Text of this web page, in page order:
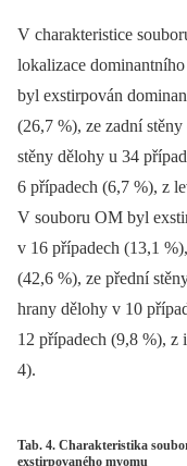
V charakteristice
lokalizace
byl exstirpován
(26,7 %), ze zadní
stěny dělohy u 34
6 případech (6,7 %), z
V souboru OM byl
v 16 případech (13,1
(42,6 %), ze přední
hrany dělohy v 10
12 případech (9,8 %), z
4).
Tab. 4. Charakteristika
exstirpovaného myomu